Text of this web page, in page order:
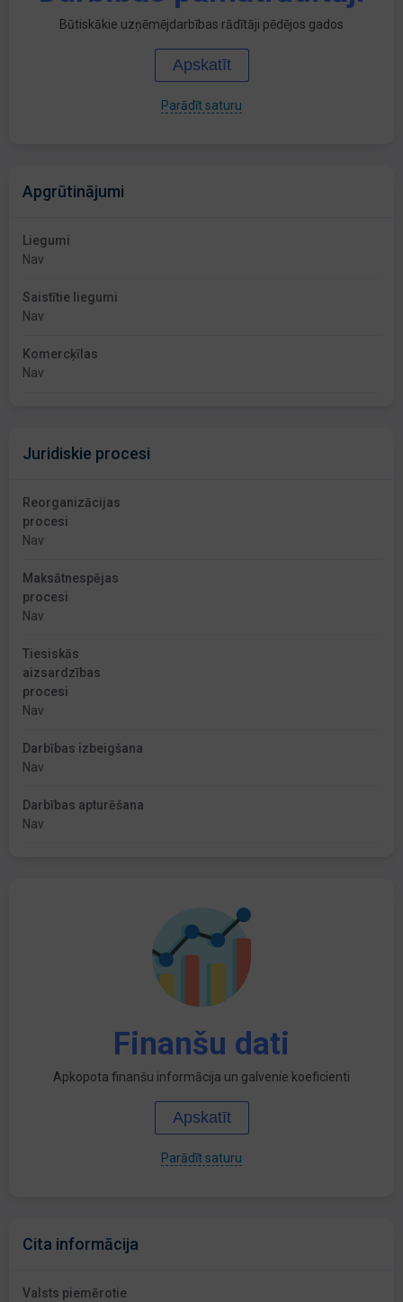
Būtiskākie uzņēmējdarbības rādītāji pēdējos gados
Apskatīt
Parādīt saturu
Apgrūtinājumi
Liegumi
Nav
Saistītie liegumi
Nav
Komercķīlas
Nav
Juridiskie procesi
Reorganizācijas
procesi
Nav
Maksātnespējas
procesi
Nav
Tiesiskās
aizsardzības
procesi
Nav
Darbības izbeigšana
Nav
Darbības apturēšana
Nav
Finanšu dati
Apkopota finanšu informācija un galvenie koeficienti
Apskatīt
Parādīt saturu
Cita informācija
Valsts piemērotie